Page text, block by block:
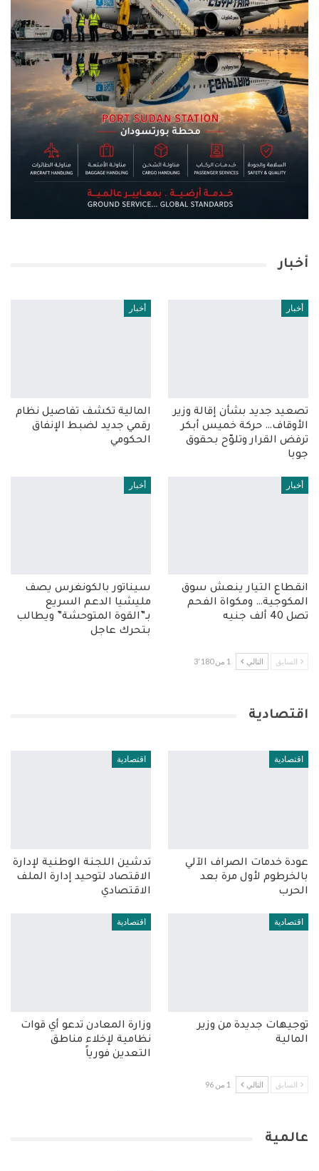
أخبار
أخبار
تصعيد جديد بشأن إقالة وزير
الأوقاف… حركة خميس أبكر
ترفض القرار وتلوّح بحقوق
جوبا
أخبار
المالية تكشف تفاصيل نظام
رقمي جديد لضبط الإنفاق
الحكومي
أخبار
انقطاع التيار ينعش سوق
المكوجية… ومكواة الفحم
تصل 40 ألف جنيه
أخبار
سيناتور بالكونغرس يصف
مليشيا الدعم السريع
بـ”القوة المتوحشة” ويطالب
بتحرك عاجل
السابق التالي 1 من 3٬180
اقتصادية
اقتصادية
عودة خدمات الصراف الآلي
بالخرطوم لأول مرة بعد
الحرب
اقتصادية
تدشين اللجنة الوطنية لإدارة
الاقتصاد لتوحيد إدارة الملف
الاقتصادي
اقتصادية
توجيهات جديدة من وزير
المالية
اقتصادية
وزارة المعادن تدعو أي قوات
نظامية لإخلاء مناطق
التعدين فورياً
السابق التالي 1 من 96
عالمية